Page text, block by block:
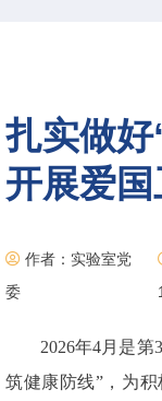
扎实做好
开展爱
作者：实验室党
委
2026年4月是
筑健康防线”，为